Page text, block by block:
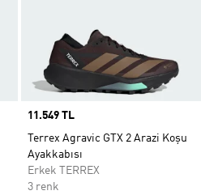
Price
11.549 TL
Terrex Agravic GTX 2 Arazi Koşu
Ayakkabısı
Erkek TERREX
3 renk